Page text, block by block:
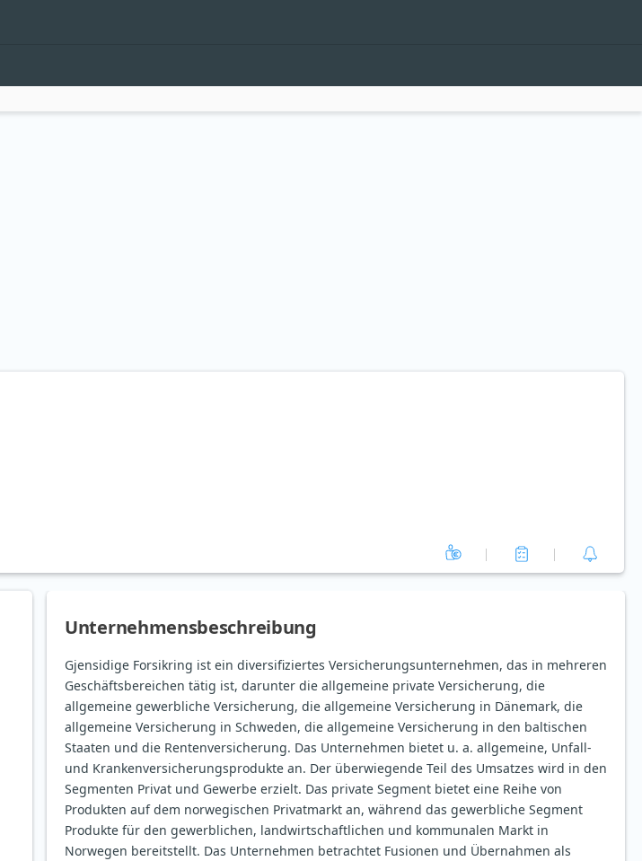
Unternehmensbeschreibung
Gjensidige Forsikring ist ein diversifiziertes Versicherungsunternehmen, das in mehreren
Geschäftsbereichen tätig ist, darunter die allgemeine private Versicherung, die
allgemeine gewerbliche Versicherung, die allgemeine Versicherung in Dänemark, die
allgemeine Versicherung in Schweden, die allgemeine Versicherung in den baltischen
Staaten und die Rentenversicherung. Das Unternehmen bietet u. a. allgemeine, Unfall-
und Krankenversicherungsprodukte an. Der überwiegende Teil des Umsatzes wird in den
Segmenten Privat und Gewerbe erzielt. Das private Segment bietet eine Reihe von
Produkten auf dem norwegischen Privatmarkt an, während das gewerbliche Segment
Produkte für den gewerblichen, landwirtschaftlichen und kommunalen Markt in
Norwegen bereitstellt. Das Unternehmen betrachtet Fusionen und Übernahmen als